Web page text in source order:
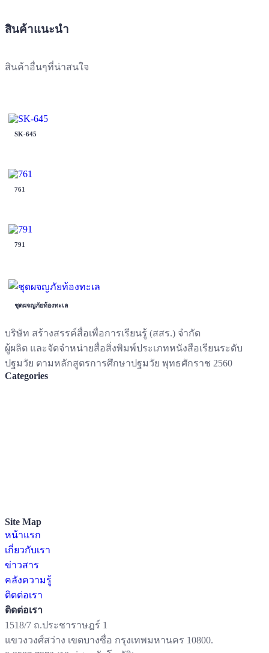
สินค้าแนะนำ
สินค้าอื่นๆที่น่าสนใจ
SK-645
761
791
ชุดผจญภัยท้องทะเล
บริษัท สร้างสรรค์สื่อเพื่อการเรียนรู้ (สสร.) จำกัด
ผู้ผลิต และจัดจำหน่ายสื่อสิ่งพิมพ์ประเภทหนังสือเรียนระดับ
ปฐมวัย ตามหลักสูตรการศึกษาปฐมวัย พุทธศักราช 2560
Categories
Site Map
หน้าแรก
เกี่ยวกับเรา
ข่าวสาร
คลังความรู้
ติดต่อเรา
ติดต่อเรา
1518/7 ถ.ประชาราษฎร์ 1
แขวงวงศ์สว่าง เขตบางซื่อ กรุงเทพมหานคร 10800.